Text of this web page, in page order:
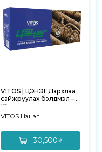
VITOS | ЦЭНЭГ Дархлаа
сайжруулах бэлдмэл –
10ш
VITOS Цэнэг
30,500₮